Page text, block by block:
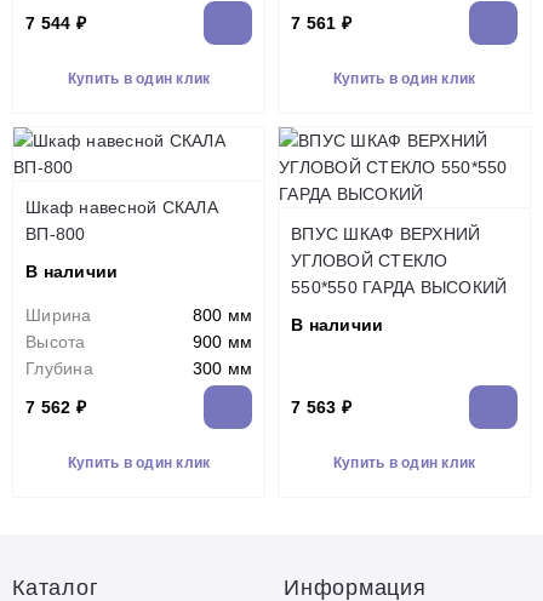
7 544 ₽
Купить в один клик
7 561 ₽
Купить в один клик
Шкаф навесной СКАЛА
ВП-800
В наличии
Ширина
800 мм
Высота
900 мм
Глубина
300 мм
7 562 ₽
Купить в один клик
ВПУС ШКАФ ВЕРХНИЙ
УГЛОВОЙ СТЕКЛО
550*550 ГАРДА ВЫСОКИЙ
В наличии
7 563 ₽
Купить в один клик
Каталог Информация